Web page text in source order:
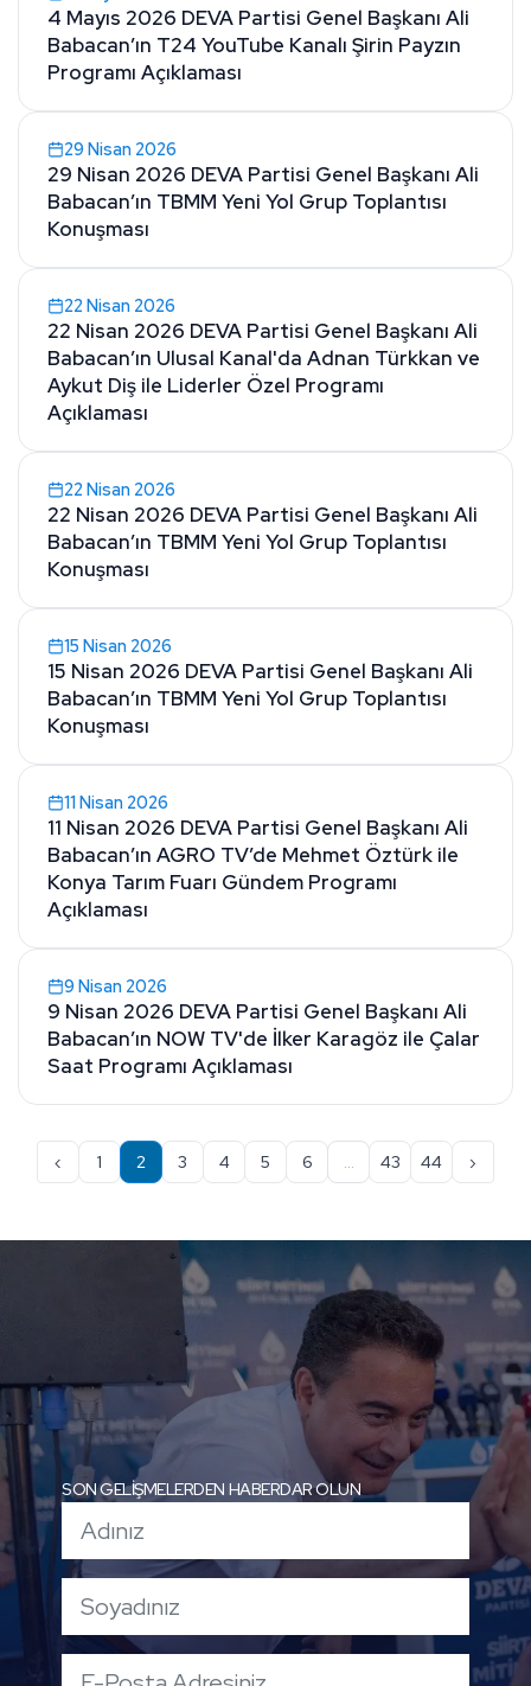
4 Mayıs 2026 DEVA Partisi Genel Başkanı Ali
Babacan’ın T24 YouTube Kanalı Şirin Payzın
Programı Açıklaması
29 Nisan 2026
29 Nisan 2026 DEVA Partisi Genel Başkanı Ali
Babacan’ın TBMM Yeni Yol Grup Toplantısı
Konuşması
22 Nisan 2026
22 Nisan 2026 DEVA Partisi Genel Başkanı Ali
Babacan’ın Ulusal Kanal'da Adnan Türkkan ve
Aykut Diş ile Liderler Özel Programı
Açıklaması
22 Nisan 2026
22 Nisan 2026 DEVA Partisi Genel Başkanı Ali
Babacan’ın TBMM Yeni Yol Grup Toplantısı
Konuşması
15 Nisan 2026
15 Nisan 2026 DEVA Partisi Genel Başkanı Ali
Babacan’ın TBMM Yeni Yol Grup Toplantısı
Konuşması
11 Nisan 2026
11 Nisan 2026 DEVA Partisi Genel Başkanı Ali
Babacan’ın AGRO TV’de Mehmet Öztürk ile
Konya Tarım Fuarı Gündem Programı
Açıklaması
9 Nisan 2026
9 Nisan 2026 DEVA Partisi Genel Başkanı Ali
Babacan’ın NOW TV'de İlker Karagöz ile Çalar
Saat Programı Açıklaması
‹ 1 2 3 4 5 6 43 44 ›
SON GELİŞMELERDEN HABERDAR OLUN